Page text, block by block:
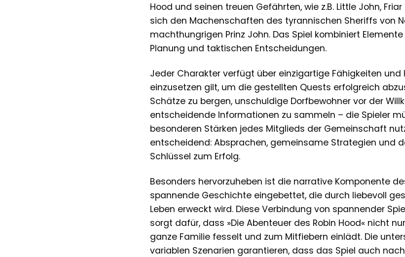
Hood und seinen treuen Gefährten, wie z.B. Little John,
sich den Machenschaften des tyrannischen Sheriffs von
machthungrigen Prinz John. Das Spiel kombiniert
Planung und taktischen Entscheidungen.
Jeder Charakter verfügt über einzigartige Fähigkeiten
einzusetzen gilt, um die gestellten Quests erfolgreich
Schätze zu bergen, unschuldige Dorfbewohner vor der
entscheidende Informationen zu sammeln – die Spieler
besonderen Stärken jedes Mitglieds der Gemeinschaft
entscheidend: Absprachen, gemeinsame Strategien und
Schlüssel zum Erfolg.
Besonders hervorzuheben ist die narrative Komponente
spannende Geschichte eingebettet, die durch liebevoll
Leben erweckt wird. Diese Verbindung von spannender
sorgt dafür, dass »Die Abenteuer des Robin Hood« nicht
ganze Familie fesselt und zum Mitfiebern einlädt. Die
variablen Szenarien garantieren, dass das Spiel auch